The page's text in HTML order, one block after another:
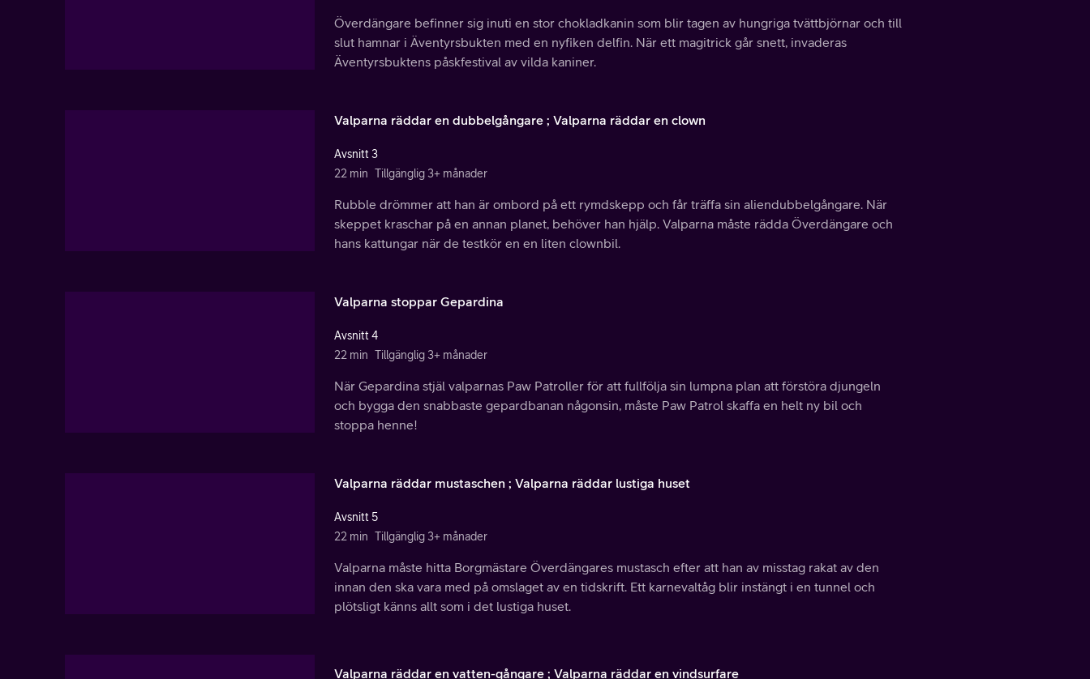
Överdängare befinner sig inuti en stor chokladkanin som blir tagen av hungriga tvättbjörnar och till
slut hamnar i Äventyrsbukten med en nyfiken delfin. När ett magitrick går snett, invaderas
Äventyrsbuktens påskfestival av vilda kaniner.
Valparna räddar en dubbelgångare ; Valparna räddar en clown
Avsnitt 3
22 min Tillgänglig 3+ månader
Rubble drömmer att han är ombord på ett rymdskepp och får träffa sin aliendubbelgångare. När
skeppet kraschar på en annan planet, behöver han hjälp. Valparna måste rädda Överdängare och
hans kattungar när de testkör en en liten clownbil.
Valparna stoppar Gepardina
Avsnitt 4
22 min Tillgänglig 3+ månader
När Gepardina stjäl valparnas Paw Patroller för att fullfölja sin lumpna plan att förstöra djungeln
och bygga den snabbaste gepardbanan någonsin, måste Paw Patrol skaffa en helt ny bil och
stoppa henne!
Valparna räddar mustaschen ; Valparna räddar lustiga huset
Avsnitt 5
22 min Tillgänglig 3+ månader
Valparna måste hitta Borgmästare Överdängares mustasch efter att han av misstag rakat av den
innan den ska vara med på omslaget av en tidskrift. Ett karnevaltåg blir instängt i en tunnel och
plötsligt känns allt som i det lustiga huset.
Valparna räddar en vatten-gångare ; Valparna räddar en vindsurfare